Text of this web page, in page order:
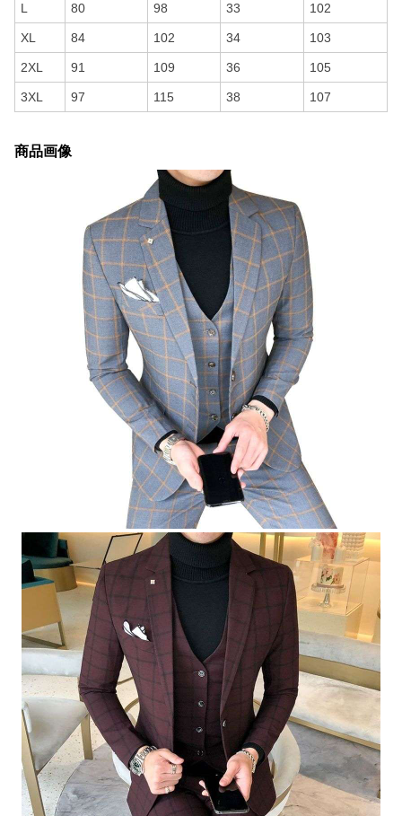
L 80 98 33 102
XL 84 102 34 103
2XL 91 109 36 105
3XL 97 115 38 107
商品画像